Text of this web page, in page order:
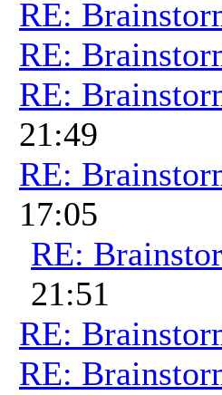
RE:
RE:
RE:
21:49
RE:
17:05
RE:
21:51
RE:
RE: